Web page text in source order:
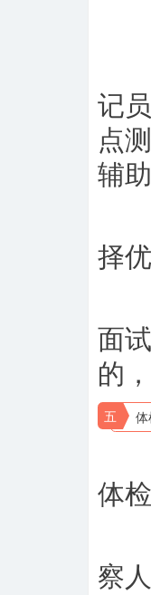
2.
3.
记
点
辅
4.
择
5.
面
的
五
1.
体
2.
察